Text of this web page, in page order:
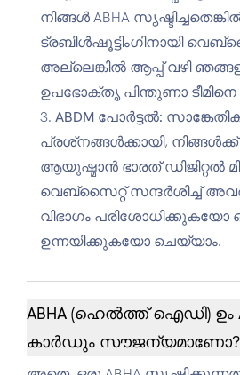
നിങ്ങൾ ABHA
ട്രബിൾഷൂട്ടിംഗിനായി
അല്ലെങ്കിൽ ആപ്പ് വഴി
ഉപഭോക്തൃ പിന്തുണാ
ABDM പോർട്ടൽ:
പ്രശ്‌നങ്ങൾക്കായി,
ആയുഷ്മാൻ ഭാരത് ഡിജിറ്റൽ
വെബ്‌സൈറ്റ് സന്ദർശിച്ച്
വിഭാഗം പരിശോധിക്കുകയോ
ഉന്നയിക്കുകയോ ചെയ്യാം.
ABHA (ഹെൽത്ത് ഐഡി) ഉം
കാർഡും സൗജന്യമാണോ?